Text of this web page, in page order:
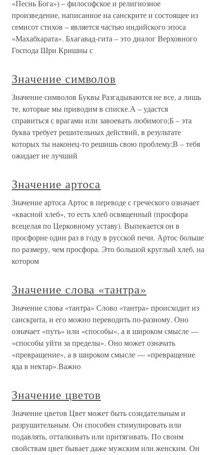
«Песнь Бога») – философское и религиозное
произведение, написанное на санскрите и состоящее из
семисот стихов – является частью индийского эпоса
«Махабхарата». Бхагавад-гита – это диалог Верховного
Господа Шри Кришны с
Значение символов
Значение символов Буквы Разгадываются не все, а лишь
те, которые мы приводим в списке.А – удастся
справиться с врагами или завоевать любимого;Б – эта
буква требует решительных действий, в результате
которых ты наконец-то решишь свою проблему;В – тебя
ожидает не лучший
Значение артоса
Значение артоса Артос в переводе с греческого означает
«квасной хлеб», то есть хлеб освященный (просфора
всецелая по Церковному уставу). Выпекается он в
просфорне один раз в году в русской печи. Артос больше
по размеру, чем просфора. Это большой круглый хлеб, на
котором
Значение слова «тантра»
Значение слова «тантра» Слово «тантра» происходит из
санскрита, и его можно переводить по-разному. Оно
означает «путь» или «способы», а в широком смысле —
«способы уйти за пределы». Оно может означать
«превращение», а в широком смысле — «превращение
яда в нектар».Важно
Значение цветов
Значение цветов Цвет может быть созидательным и
разрушительным. Он способен стимулировать или
подавлять, отталкивать или притягивать. По своим
свойствам цвет бывает даже мужским или женским. Он